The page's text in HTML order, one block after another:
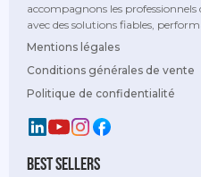
accompagnons les professionnels
avec des solutions fiables,
Mentions légales
Conditions générales de vente
Politique de confidentialité
best sellers